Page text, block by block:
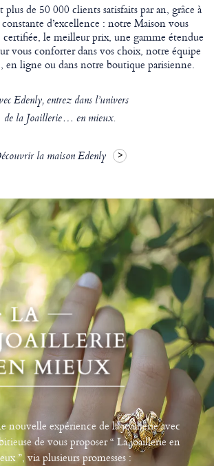
de 50 000 clients satisfaits par an, grâce à
d’excellence : notre Maison vous
le meilleur prix, une gamme étendue
vous conforter dans vos choix, notre équipe
en ligne ou dans notre boutique parisienne.
Edenly, entrez dans l’univers
de la Joaillerie… en mieux.
la maison Edenly
nouvelle expérience de la joaillerie avec
de vous proposer “ La joaillerie en
”, via plusieurs promesses :